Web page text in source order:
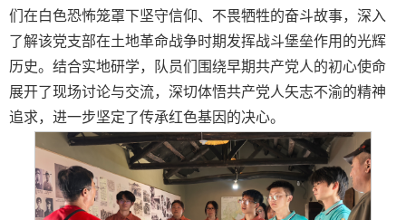
们在白色恐怖笼罩下坚守信仰、不畏牺牲的奋斗故事，深入
了解该党支部在土地革命战争时期发挥战斗堡垒作用的光辉
历史。结合实地研学，队员们围绕早期共产党人的初心使命
展开了现场讨论与交流，深切体悟共产党人矢志不渝的精神
追求，进一步坚定了传承红色基因的决心。